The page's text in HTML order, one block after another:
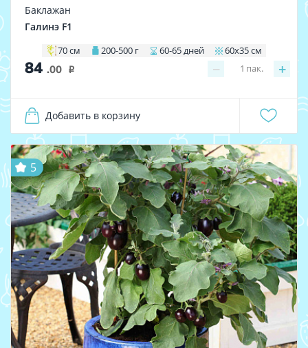
Баклажан
Галинэ F1
70 см 200-500 г 60-65 дней 60х35 см
84 .00 i − +
1 пак.
Добавить в корзину
5